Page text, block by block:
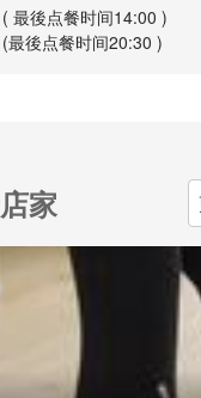
最後点餐时间14:00 )
後点餐时间20:30 )
家